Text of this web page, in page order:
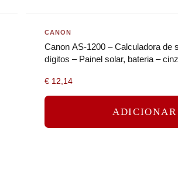
CANON
Canon AS-1200 – Calculadora de
dígitos – Painel solar, bateria –
€ 12,14
ADICIONAR